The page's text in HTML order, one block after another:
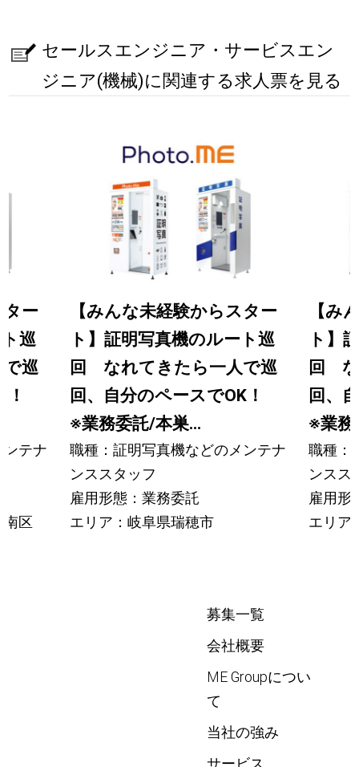
セールスエンジニア・サービスエン
ジニア(機械)に関連する求人票を見る
ー
巡
巡
！
テナ
南区
【みんな未経験からスター
ト】証明写真機のルート巡
回 なれてきたら一人で巡
回、自分のペースでOK！
※業務委託/本巣...
職種：証明写真機などのメンテナ
ンススタッフ
雇用形態：業務委託
エリア：岐阜県瑞穂市
【み
ト】
回 な
回、
※業務
職種：
ンスス
雇用形
エリア
募集一覧
会社概要
ME Groupについ
て
当社の強み
サービス